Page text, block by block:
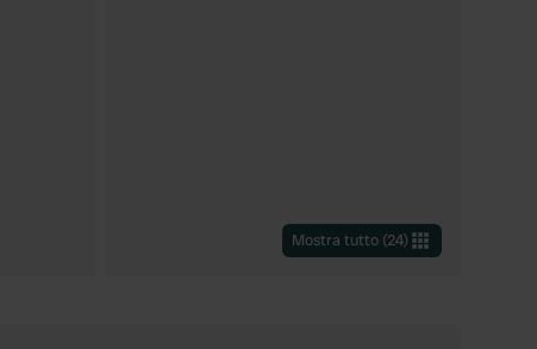
Mostra tutto (24)